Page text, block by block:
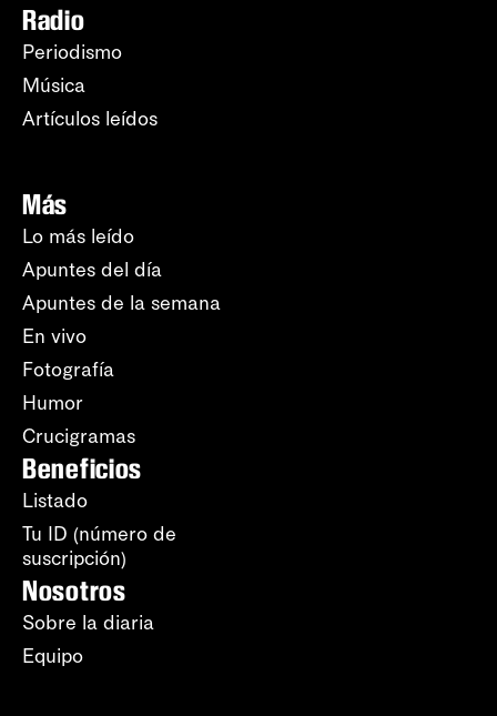
Radio
Periodismo
Música
Artículos leídos
Más
Lo más leído
Apuntes del día
Apuntes de la semana
En vivo
Fotografía
Humor
Crucigramas
Beneficios
Listado
Tu ID (número de
suscripción)
Nosotros
Sobre la diaria
Equipo